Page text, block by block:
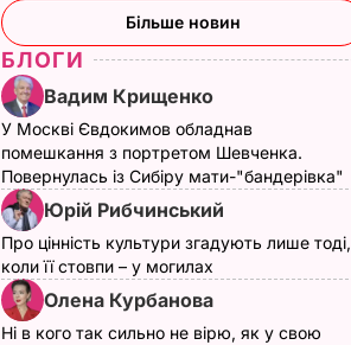
Більше новин
БЛОГИ
Вадим Крищенко
У Москві Євдокимов обладнав
помешкання з портретом Шевченка.
Повернулась із Сибіру мати-"бандерівка"
Юрій Рибчинський
Про цінність культури згадують лише тоді,
коли її стовпи – у могилах
Олена Курбанова
Ні в кого так сильно не вірю, як у свою